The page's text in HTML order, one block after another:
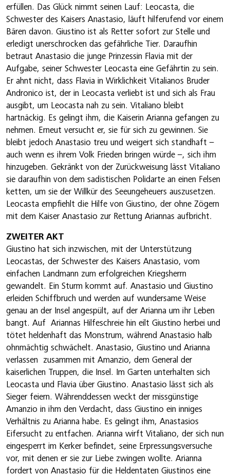
erfüllen. Das Glück nimmt seinen Lauf: Leocasta, die
Schwester des Kaisers Anastasio, läuft hilferufend vor einem
Bären davon. Giustino ist als Retter sofort zur Stelle und
erledigt unerschrocken das gefährliche Tier. Daraufhin
betraut Anastasio die junge Prinzessin Flavia mit der
Aufgabe, seiner Schwester Leocasta eine Gefährtin zu sein.
Er ahnt nicht, dass Flavia in Wirklichkeit Vitalianos Bruder
Andronico ist, der in Leocasta verliebt ist und sich als Frau
ausgibt, um Leocasta nah zu sein. Vitaliano bleibt
hartnäckig. Es gelingt ihm, die Kaiserin Arianna gefangen zu
nehmen. Erneut versucht er, sie für sich zu gewinnen. Sie
bleibt jedoch Anastasio treu und weigert sich standhaft –
auch wenn es ihrem Volk Frieden bringen würde –, sich ihm
hinzugeben. Gekränkt von der Zurückweisung lässt Vitaliano
sie daraufhin von dem sadistischen Polidarte an einen Felsen
ketten, um sie der Willkür des Seeungeheuers auszusetzen.
Leocasta empfiehlt die Hilfe von Giustino, der ohne Zögern
mit dem Kaiser Anastasio zur Rettung Ariannas aufbricht.
ZWEITER AKT
Giustino hat sich inzwischen, mit der Unterstützung
Leocastas, der Schwester des Kaisers Anastasio, vom
einfachen Landmann zum erfolgreichen Kriegsherrn
gewandelt. Ein Sturm kommt auf. Anastasio und Giustino
erleiden Schiffbruch und werden auf wundersame Weise
genau an der Insel angespült, auf der Arianna um ihr Leben
bangt. Auf Ariannas Hilfeschreie hin eilt Giustino herbei und
tötet heldenhaft das Monstrum, während Anastasio halb
ohnmächtig schwächelt. Anastasio, Giustino und Arianna
verlassen zusammen mit Amanzio, dem General der
kaiserlichen Truppen, die Insel. Im Garten unterhalten sich
Leocasta und Flavia über Giustino. Anastasio lässt sich als
Sieger feiern. Währenddessen weckt der missgünstige
Amanzio in ihm den Verdacht, dass Giustino ein inniges
Verhältnis zu Arianna habe. Es gelingt ihm, Anastasios
Eifersucht zu entfachen. Arianna wirft Vitaliano, der sich nun
eingesperrt im Kerker befindet, seine Erpressungsversuche
vor, mit denen er sie zur Liebe zwingen wollte. Arianna
fordert von Anastasio für die Heldentaten Giustinos eine